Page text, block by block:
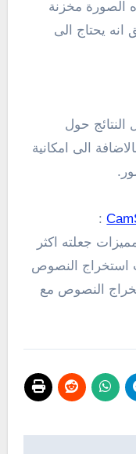
الصورة مخزنة
يحتاج الى
حول
الى امكانية
:
جعلته اكثر
استخراج النصوص
النصوص مع